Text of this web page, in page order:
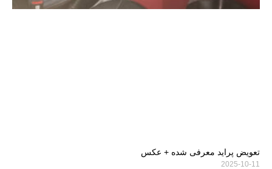
تعویض پراید معرفی شده + عکس
2025-10-11